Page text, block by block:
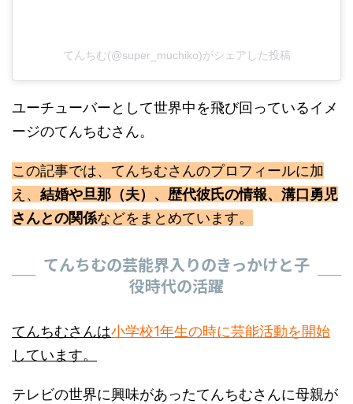
てんちむ(@super_muchiko)がシェアした投稿
ユーチューバーとして世界中を飛び回っているイメ
ージのてんちむさん。
この記事では、てんちむさんのプロフィールに加
え、 結婚や旦那（夫）、歴代彼氏の情報、溝口勇児
さんとの関係などをまとめています。
てんちむの芸能界入りのきっかけと子
役時代の活躍
てんちむさんは小学校1年生の時に芸能活動を開始
しています。
テレビの世界に興味があったてんちむさんに母親が